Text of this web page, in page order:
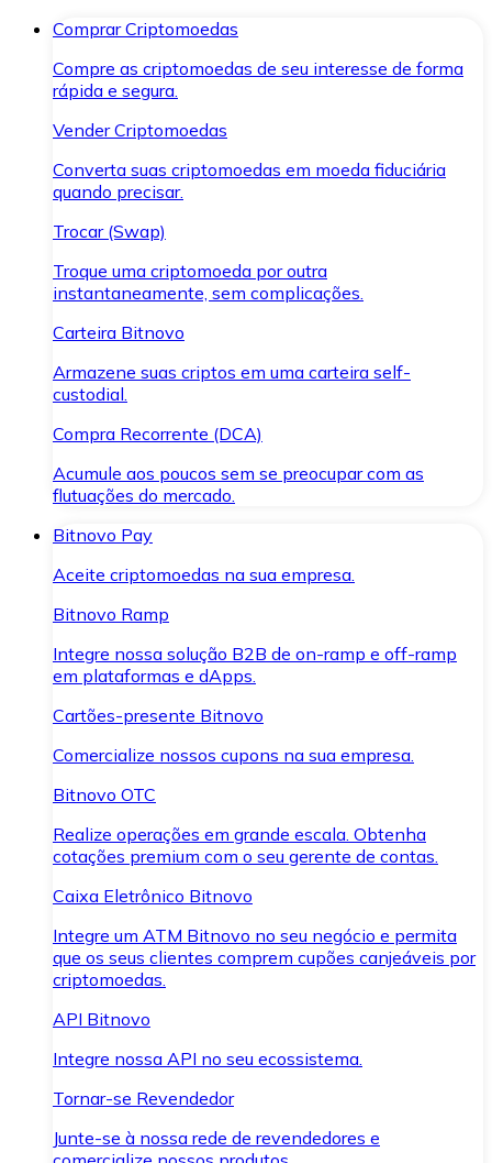
Comprar Criptomoedas
Compre as criptomoedas de seu interesse de forma
rápida e segura.
Vender Criptomoedas
Converta suas criptomoedas em moeda fiduciária
quando precisar.
Trocar (Swap)
Troque uma criptomoeda por outra
instantaneamente, sem complicações.
Carteira Bitnovo
Armazene suas criptos em uma carteira self-
custodial.
Compra Recorrente (DCA)
Acumule aos poucos sem se preocupar com as
flutuações do mercado.
Bitnovo Pay
Aceite criptomoedas na sua empresa.
Bitnovo Ramp
Integre nossa solução B2B de on-ramp e off-ramp
em plataformas e dApps.
Cartões-presente Bitnovo
Comercialize nossos cupons na sua empresa.
Bitnovo OTC
Realize operações em grande escala. Obtenha
cotações premium com o seu gerente de contas.
Caixa Eletrônico Bitnovo
Integre um ATM Bitnovo no seu negócio e permita
que os seus clientes comprem cupões canjeáveis por
criptomoedas.
API Bitnovo
Integre nossa API no seu ecossistema.
Tornar-se Revendedor
Junte-se à nossa rede de revendedores e